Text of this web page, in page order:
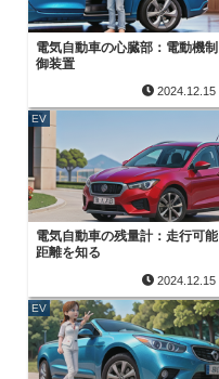
電気自動車の心臓部：電動機制
御装置
2024.12.15
EV
電気自動車の残量計：走行可能
距離を知る
2024.12.15
EV